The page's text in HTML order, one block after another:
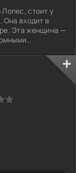
стоит у
Она входит в
Эта женщина —